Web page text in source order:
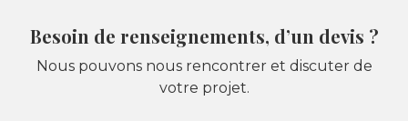
Besoin de renseignements, d’un devis ?
Nous pouvons nous rencontrer et discuter de
votre projet.